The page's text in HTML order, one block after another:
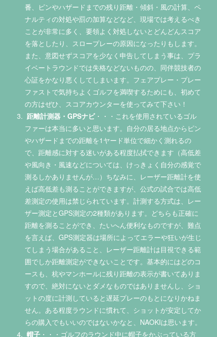
番、ピンやハザードまでの残り距離・傾斜・風の計算、ペ
ナルティの対処や罰の加算などなど、現場では考えるべき
ことが非常に多く、要領よく対処しないとどんどんスコア
を落としたり、スロープレーの原因になったりもします。
また、意図せずスコアを少なく申告してしまう事は、プラ
イベートラウンドでは失格などないものの、同伴競技者の
心証をかなり悪くしてしまいます。フェアプレー・プレー
ファストで気持ちよくゴルフを満喫するためにも、初めて
の方はぜひ、スコアカウンターを使ってみて下さい！
距離計測器・GPSナビ・・・これを使用されているゴル
ファーは本当に多いと思います。自分の居る地点からピン
やハザードまでの距離を1ヤード単位で細かく測れるの
で、距離感に対する迷いがある程度払拭できます（高低差
や風向き・風速などについては、けっきょく自分の感覚で
測るしかありませんが…）ちなみに、レーザー距離計を使
えば高低差も測ることができますが、公式の試合では高低
差測定の使用は禁じられています。計測する方式は、レー
ザー測定とGPS測定の2種類があります。どちらも正確に
距離を測ることができ、たいへん便利なものですが、難点
を言えば、GPS測定器は場所によってエラーや狂いが生じ
てしまう場合があること、レーザー距離計は目視できる範
囲でしか距離測定ができないことです。基本的にはどのコ
ースも、杭やマンホールに残り距離の表示が書いてありま
すので、絶対にないとダメなものではありませんし、ショ
ットの度に計測していると遅延プレーのもとになりかねま
せん。ある程度ラウンドに慣れて、ショットが安定してか
らの購入でもいいのではないかなと、NAOKIは思います。
帽子 ・・・ゴルフのラウンド中に帽子をかぶっている方